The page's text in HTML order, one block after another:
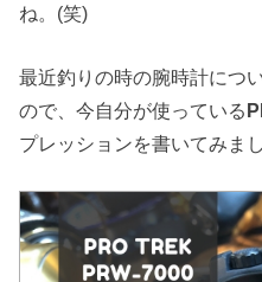
ね。(笑)
最近釣りの時の腕時計につ
ので、今自分が使っている
プレッションを書いてみまし